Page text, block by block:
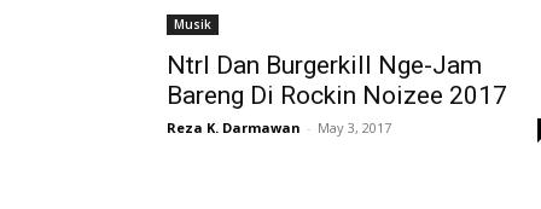
Musik
Ntrl Dan Burgerkill Nge-Jam
Bareng Di Rockin Noizee 2017
Reza K. Darmawan - May 3, 2017